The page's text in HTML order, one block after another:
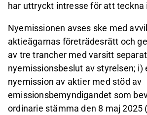
har uttryckt intresse för att teckna
Nyemissionen avses ske med
aktieägarnas företrädesrätt och
av tre trancher med varsitt
nyemissionsbeslut av styrelsen; i)
nyemission av aktier med stöd av
emissionsbemyndigandet som
ordinarie stämma den 8 maj 2025